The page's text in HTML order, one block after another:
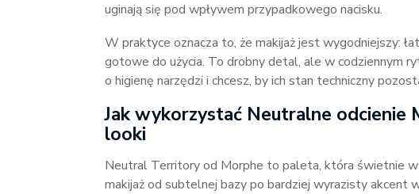
uginają się pod wpływem przypadkowego nacisku.
W praktyce oznacza to, że makijaż jest wygodniejszy:
gotowe do użycia. To drobny detal, ale w codziennym
o higienę narzędzi i chcesz, by ich stan techniczny
Jak wykorzystać Neutralne odcienie
looki
Neutral Territory od Morphe to paleta, która świetnie
makijaż od subtelnej bazy po bardziej wyrazisty akcent